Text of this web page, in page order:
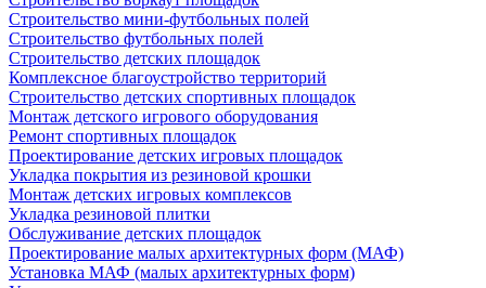
Строительство мини-футбольных полей
Строительство футбольных полей
Строительство детских площадок
Комплексное благоустройство территорий
Строительство детских спортивных площадок
Монтаж детского игрового оборудования
Ремонт спортивных площадок
Проектирование детских игровых площадок
Укладка покрытия из резиновой крошки
Монтаж детских игровых комплексов
Укладка резиновой плитки
Обслуживание детских площадок
Проектирование малых архитектурных форм (МАФ)
Установка МАФ (малых архитектурных форм)